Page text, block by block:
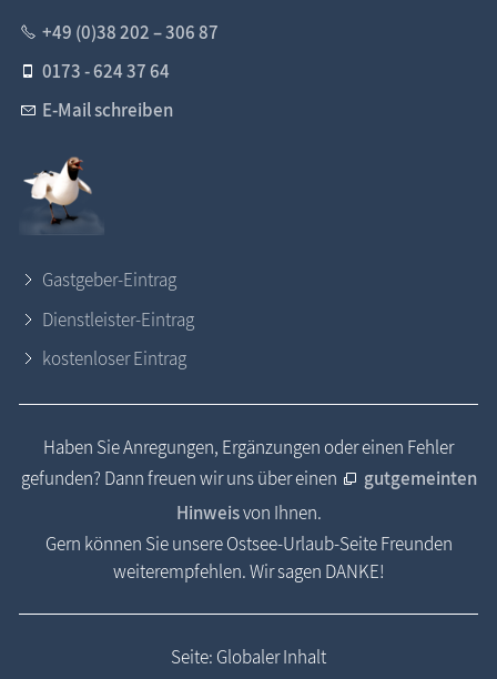
+49 (0)38 202 – 306 87
0173 - 624 37 64
E-Mail schreiben
Gastgeber-Eintrag
Dienstleister-Eintrag
kostenloser Eintrag
Haben Sie Anregungen, Ergänzungen oder einen Fehler
gefunden? Dann freuen wir uns über einen
gutgemeinten
Hinweisvon Ihnen.
Gern können Sie unsere Ostsee-Urlaub-Seite Freunden
weiterempfehlen. Wir sagen DANKE!
Seite: Globaler Inhalt